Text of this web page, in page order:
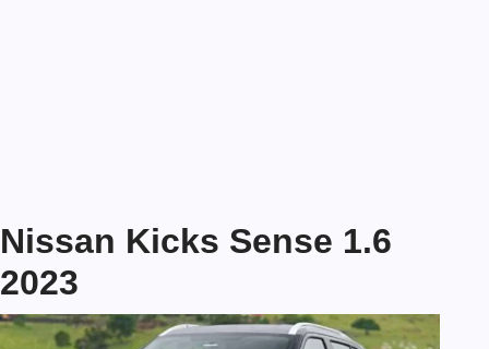
Nissan Kicks Sense 1.6
2023